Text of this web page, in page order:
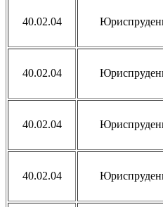
40.02.04
40.02.04
40.02.04
40.02.04